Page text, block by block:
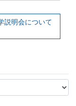
説明会について